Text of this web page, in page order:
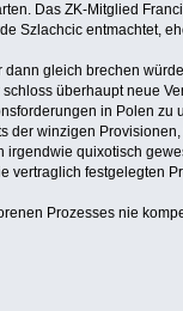
Das ZK-Mitglied
Szlachcic entmachtet,
gleich brechen
überhaupt neue
in Polen zu
der winzigen
irgendwie quixotisch
vertraglich festgelegten
Prozesses nie